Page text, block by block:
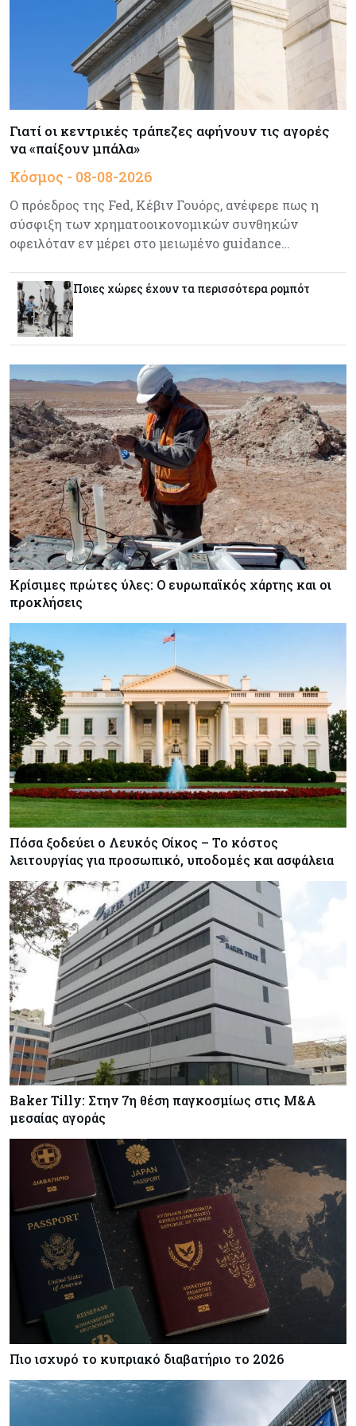
34.787 νέες εγγραφές οχημάτων στο επτάμηνο
- Άνοδος 11,5% σε σχέση με πέρσι
Κόσμος 07-08-2026
ΕΚΤ: Αιφνιδιάστηκε από την πώληση ευρώ από
τις ΗΠΑ
Κύπρος
Χορηγία €10.000 για υποτροφίες σε φοιτητές του
Κύπρος
του αεροδρομίου Λάρνακας
Χρυσός: Καλπάζει προς την καλύτερη εβδομάδα
από τον Ιανουάριο – Μια ανάσα από τα $4.300
Κύπρος 07-08-2026
Συντεχνία της Cyta ζητά να ανακληθεί
διορισμός στο νέο ΔΣ
Κόσμος 07-08-2026
Τραμπ: Νέοι δασμοί 15% στο πολυπυρίτιο για
ημιαγωγούς και φωτοβολταϊκά με στόχο την
ενίσχυση της βιομηχανίας
Κύπρος 07-08-2026
Τσολάκη: Προτεραιότητα η βελτίωση της
καθημερινότητας μέσω οδικών έργων και
Ενέργεια 07-08-2026
Δαμιανός για GSI: Θετική εξέλιξη η είσοδος της
Meridiam - Σειρά έχει η μελέτη της ΕΤΕπ
Γιατί οι κεντρικές τράπεζες αφήνουν τις αγορές
να «παίξουν μπάλα»
Κόσμος - 08-08-2026
Ο πρόεδρος της Fed, Κέβιν Γουόρς, ανέφερε πως η
σύσφιξη των χρηματοοικονομικών συνθηκών
οφειλόταν εν μέρει στο μειωμένο guidance…
Ποιες χώρες έχουν τα περισσότερα ρομπότ
Κρίσιμες πρώτες ύλες: Ο ευρωπαϊκός χάρτης και οι
προκλήσεις
Πόσα ξοδεύει ο Λευκός Οίκος – Το κόστος
λειτουργίας για προσωπικό, υποδομές και ασφάλεια
Baker Tilly: Στην 7η θέση παγκοσμίως στις M&A
μεσαίας αγοράς
Πιο ισχυρό το κυπριακό διαβατήριο το 2026